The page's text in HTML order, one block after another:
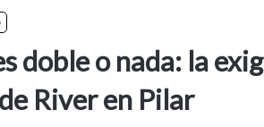
doble o nada: la
River en Pilar